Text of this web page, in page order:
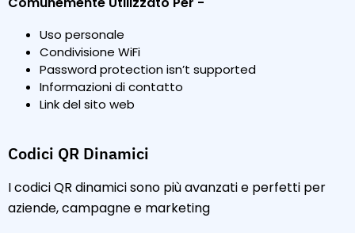
Uso personale
Condivisione WiFi
Password protection isn’t supported
Informazioni di contatto
Link del sito web
Codici QR Dinamici
I codici QR dinamici sono più avanzati e perfetti per
aziende, campagne e marketing